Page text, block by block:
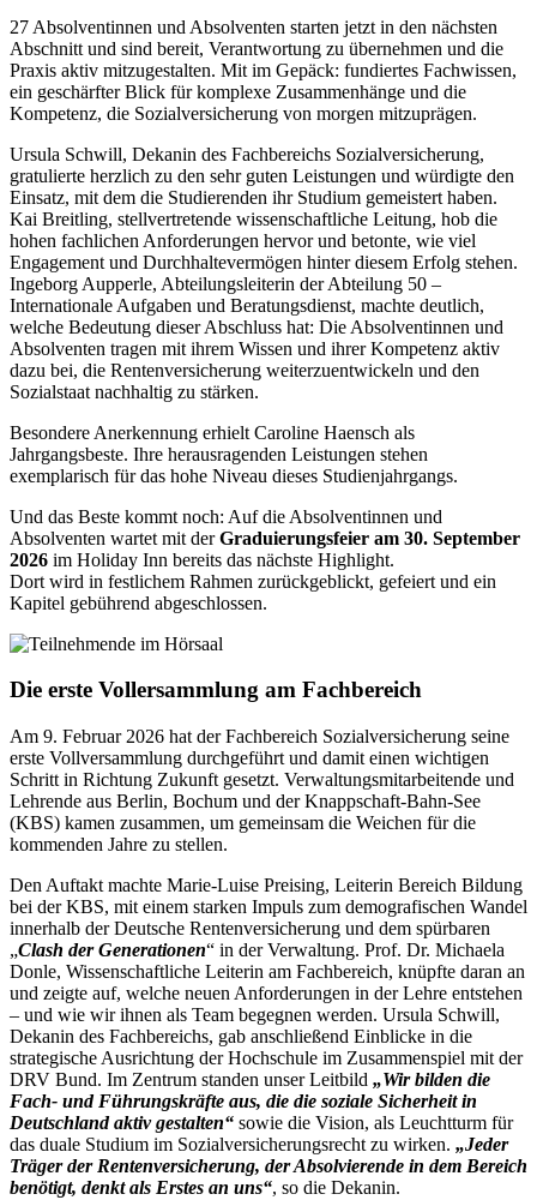
27 Absolventinnen und Absolventen starten jetzt in den nächsten
Abschnitt und sind bereit, Verantwortung zu übernehmen und die
Praxis aktiv mitzugestalten. Mit im Gepäck: fundiertes Fachwissen,
ein geschärfter Blick für komplexe Zusammenhänge und die
Kompetenz, die Sozialversicherung von morgen mitzuprägen.
Ursula Schwill, Dekanin des Fachbereichs Sozialversicherung,
gratulierte herzlich zu den sehr guten Leistungen und würdigte den
Einsatz, mit dem die Studierenden ihr Studium gemeistert haben.
Kai Breitling, stellvertretende wissenschaftliche Leitung, hob die
hohen fachlichen Anforderungen hervor und betonte, wie viel
Engagement und Durchhaltevermögen hinter diesem Erfolg stehen.
Ingeborg Aupperle, Abteilungsleiterin der Abteilung 50 –
Internationale Aufgaben und Beratungsdienst, machte deutlich,
welche Bedeutung dieser Abschluss hat: Die Absolventinnen und
Absolventen tragen mit ihrem Wissen und ihrer Kompetenz aktiv
dazu bei, die Rentenversicherung weiterzuentwickeln und den
Sozialstaat nachhaltig zu stärken.
Besondere Anerkennung erhielt Caroline Haensch als
Jahrgangsbeste. Ihre herausragenden Leistungen stehen
exemplarisch für das hohe Niveau dieses Studienjahrgangs.
Und das Beste kommt noch: Auf die Absolventinnen und
Absolventen wartet mit derGraduierungsfeier am 30. September
2026 im Holiday Inn bereits das nächste Highlight.
Dort wird in festlichem Rahmen zurückgeblickt, gefeiert und ein
Kapitel gebührend abgeschlossen.
Die erste Vollersammlung am Fachbereich
Am 9. Februar 2026 hat der Fachbereich Sozialversicherung seine
erste Vollversammlung durchgeführt und damit einen wichtigen
Schritt in Richtung Zukunft gesetzt. Verwaltungsmitarbeitende und
Lehrende aus Berlin, Bochum und der Knappschaft-Bahn-See
(KBS) kamen zusammen, um gemeinsam die Weichen für die
kommenden Jahre zu stellen.
Den Auftakt machte Marie-Luise Preising, Leiterin Bereich Bildung
bei der KBS, mit einem starken Impuls zum demografischen Wandel
innerhalb der Deutsche Rentenversicherung und dem spürbaren
„Clash der Generationen“ in der Verwaltung. Prof. Dr. Michaela
Donle, Wissenschaftliche Leiterin am Fachbereich, knüpfte daran an
und zeigte auf, welche neuen Anforderungen in der Lehre entstehen
– und wie wir ihnen als Team begegnen werden. Ursula Schwill,
Dekanin des Fachbereichs, gab anschließend Einblicke in die
strategische Ausrichtung der Hochschule im Zusammenspiel mit der
DRV Bund. Im Zentrum standen unser Leitbild „Wir bilden die
Fach- und Führungskräfte aus, die die soziale Sicherheit in
Deutschland aktiv gestalten“ sowie die Vision, als Leuchtturm für
das duale Studium im Sozialversicherungsrecht zu wirken. „Jeder
Träger der Rentenversicherung, der Absolvierende in dem Bereich
benötigt, denkt als Erstes an uns“, so die Dekanin.